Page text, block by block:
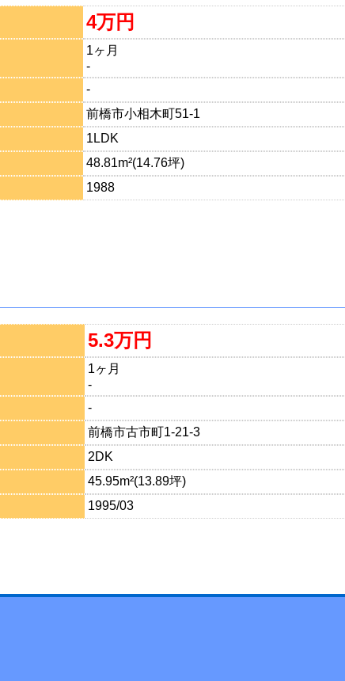
4万円
1ヶ月
-
-
前橋市小相木町51-1
1LDK
48.81m²(14.76坪)
1988
5.3万円
1ヶ月
-
-
前橋市古市町1-21-3
2DK
45.95m²(13.89坪)
1995/03